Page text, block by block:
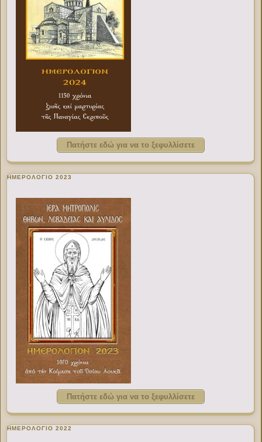
Πατήστε εδώ για να το ξεφυλλίσετε
ΗΜΕΡΟΛΟΓΙΟ 2023
Πατήστε εδώ για να το ξεφυλλίσετε
ΗΜΕΡΟΛΟΓΙΟ 2022